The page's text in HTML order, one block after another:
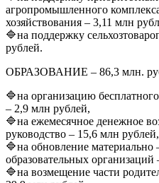
агропромышленного
хозяйствования – 3,11 млн
🔷на поддержку
рублей.
ОБРАЗОВАНИЕ – 86,3 млн.
🔷на организацию
– 2,9 млн рублей,
🔷на ежемесячное денежное
руководство – 15,6 млн рублей,
🔷на обновление материально
образовательных
🔷на возмещение части